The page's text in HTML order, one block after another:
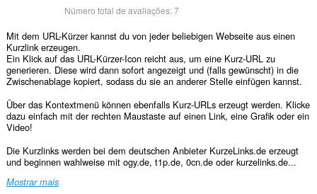
Número total de avaliações:7
Mit dem URL-Kürzer kannst du von jeder beliebigen Webseite aus einen
Kurzlink erzeugen.
Ein Klick auf das URL-Kürzer-Icon reicht aus, um eine Kurz-URL zu
generieren. Diese wird dann sofort angezeigt und (falls gewünscht) in die
Zwischenablage kopiert, sodass du sie an anderer Stelle einfügen kannst.
Über das Kontextmenü können ebenfalls Kurz-URLs erzeugt werden. Klicke
dazu einfach mit der rechten Maustaste auf einen Link, eine Grafik oder ein
Video!
Die Kurzlinks werden bei dem deutschen Anbieter KurzeLinks.de erzeugt
und beginnen wahlweise mit ogy.de, t1p.de, 0cn.de oder kurzelinks.de...
Mostrar mais